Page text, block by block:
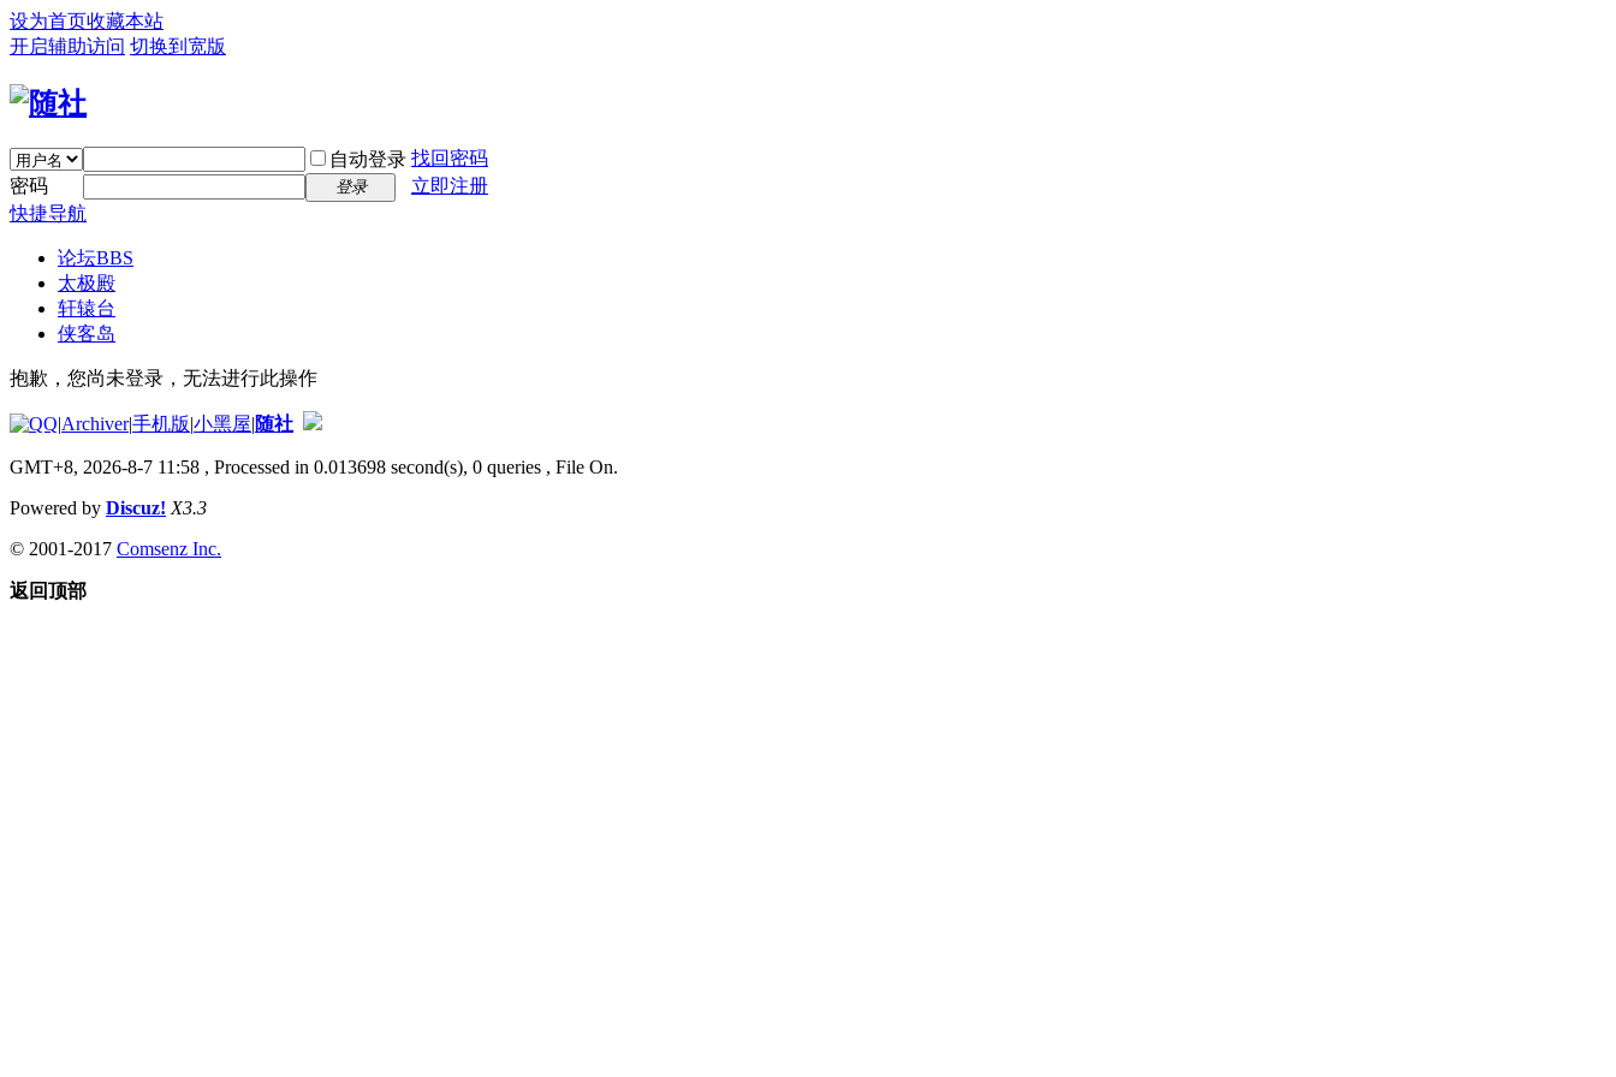
设为首页收藏本站
开启辅助访问 切换到宽版
自动登录 找回密码
密码
登录
立即注册
快捷导航
论坛BBS
太极殿
轩辕台
侠客岛
抱歉，您尚未登录，无法进行此操作
|Archiver|手机版|小黑屋|随社
GMT+8, 2026-8-7 11:58 , Processed in 0.013698 second(s), 0 queries , File On.
Powered by Discuz! X3.3
© 2001-2017 Comsenz Inc.
返回顶部